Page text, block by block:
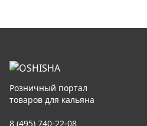
Розничный портал
товаров для кальяна
8 (495) 740-22-08